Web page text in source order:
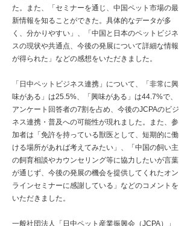
た。また、「セミナーを通じ、中国ペット市場の最
新情報を知ることができた。具体的なデータが多
く、分かりやすい」、「中国と日本のペットビジネ
スの現状や共通点、今後の発展について詳細な情報
が得られた」などの感想をいただきました。
「日中ペットビジネス連携」について、「非常に興
味がある」は25.5%、「興味がある」は44.7%で、
アンケート回答者の7割を占め、今後のJCPAのビジ
ネス連携・普及への可能性が現れました。また、参
加者は「免許を持っている獣医として、短期的に働
ける場所があれば考えてみたい」、「中国の飼い主
の飼育相談やカウンセリング等に協力したいが言葉
が通じず、今後の発展の機会を提供してくれたオン
ラインセミナーに感謝している」などのコメントを
いただきました。
一般社団法人「日中ペット産業振興会（JCPA）」